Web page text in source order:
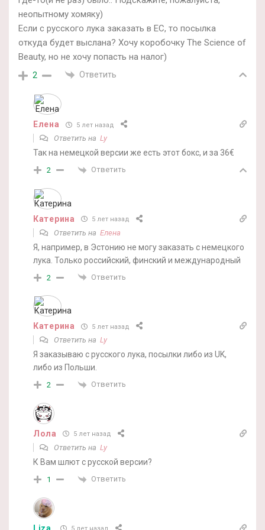
неопытному хомяку)
Если с русского лука заказать в ЕС, то посылка
откуда будет выслана? Хочу коробочку The Science of
Beauty, но не хочу попасть на налог)
2 Ответить
Елена 5 лет назад
Ответить на Ly
Так на немецкой версии же есть этот бокс, и за 36€
2 Ответить
Катерина 5 лет назад
Ответить на Елена
Я, например, в Эстонию не могу заказать с немецкого
лука. Только российский, финский и международный
2 Ответить
Катерина 5 лет назад
Ответить на Ly
Я заказываю с русского лука, посылки либо из UK,
либо из Польши.
2 Ответить
Лола 5 лет назад
Ответить на Ly
К Вам шлют с русской версии?
1 Ответить
Liza